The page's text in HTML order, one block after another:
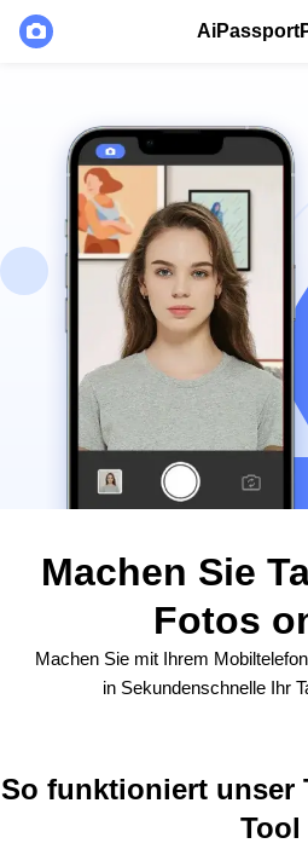
Machen Sie
Fotos
Machen Sie mit Ihrem
in Sekundenschnelle Ihr
So funktioniert unser
Tool